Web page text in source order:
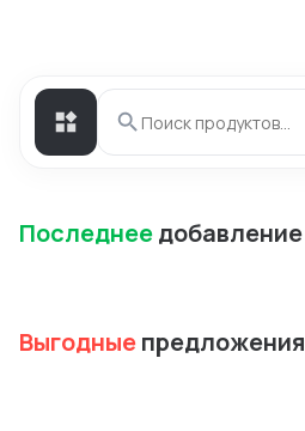
Последнеедобавление
Выгодныепредложения